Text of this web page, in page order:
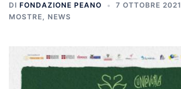
DI FONDAZIONE PEANO
7 OTTOBRE 2021
MOSTRE, NEWS